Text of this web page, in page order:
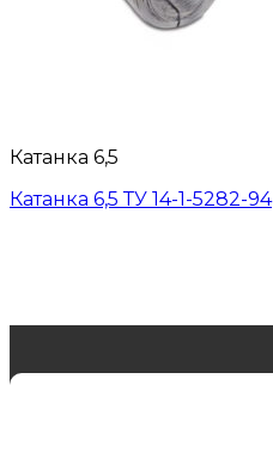
Катанка 6,5
Катанка 6,5 ТУ 14-1-5282-94